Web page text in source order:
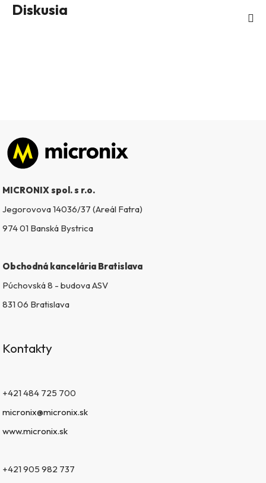
Diskusia
Zápätie
MICRONIX spol. s r.o.
Jegorovova 14036/37 (Areál Fatra)
974 01 Banská Bystrica
Obchodná kancelária Bratislava
Púchovská 8 - budova ASV
831 06 Bratislava
Kontakty
+421 484 725 700
micronix@micronix.sk
www.micronix.sk
+421 905 982 737